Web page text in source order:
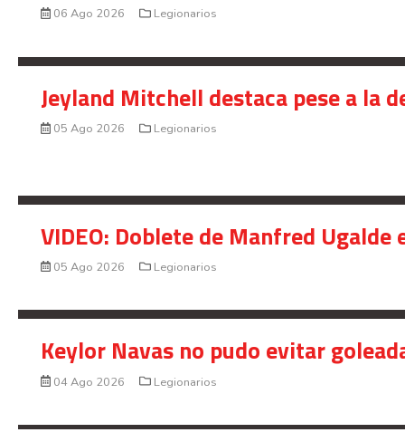
06 Ago 2026 Legionarios
Jeyland Mitchell destaca pese a la
05 Ago 2026 Legionarios
VIDEO: Doblete de Manfred
05 Ago 2026 Legionarios
Keylor Navas no pudo evitar
04 Ago 2026 Legionarios